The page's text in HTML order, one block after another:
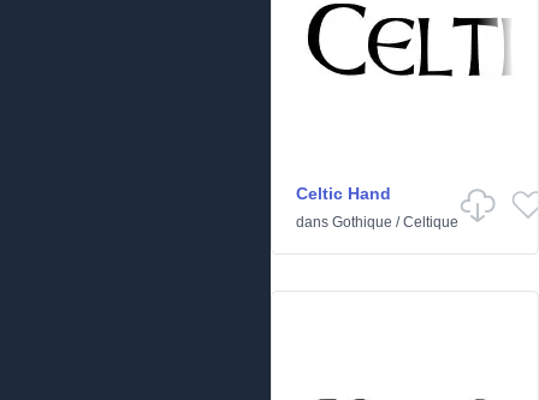
Celtic Hand
dans Gothique /Celtique